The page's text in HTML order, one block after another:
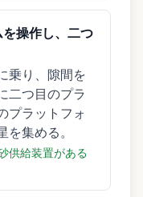
操作し、二つ
乗り、隙間を
二つ目のプラ
プラットフォ
集める。
供給装置がある